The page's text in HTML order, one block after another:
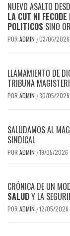
NUEVO ASALTO
LA CUT NI
POLITICOS SINO
POR ADMIN /03/06/2026
LLAMAMIENTO DE
TRIBUNA
POR ADMIN /30/05/2026
SALUDAMOS AL
SINDICAL
POR ADMIN /19/05/2026
CRÓNICA DE UN
SALUDY LA
POR ADMIN /12/05/2026